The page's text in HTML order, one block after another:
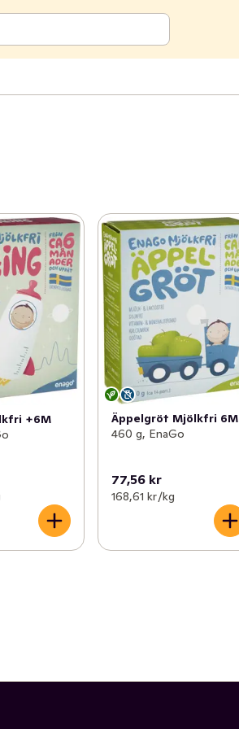
+6M
Äppelgröt Mjölkfri 6M
460 g, EnaGo
77,56 kr
168,61 kr /kg